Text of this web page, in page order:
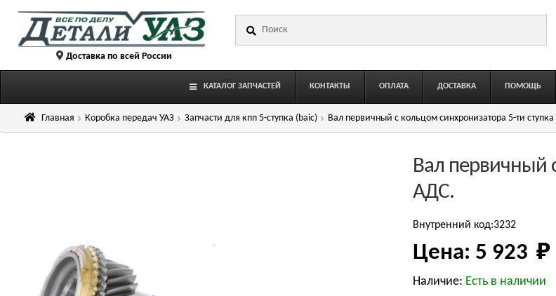
Перейти
Перейти
содержимому Доставка по всей России
КАТАЛОГ ЗАПЧАСТЕЙ КОНТАКТЫ ОПЛАТА ДОСТАВКА ПОМОЩЬ
Главная Коробка передач УАЗ Запчасти для кпп 5-ступка (baic) Вал первичный с кольцом синхронизатора 5-ти
Вал первичный
АДС.
Внутренний код:3232
Цена: 5 923 ₽
Наличие: Есть в наличии